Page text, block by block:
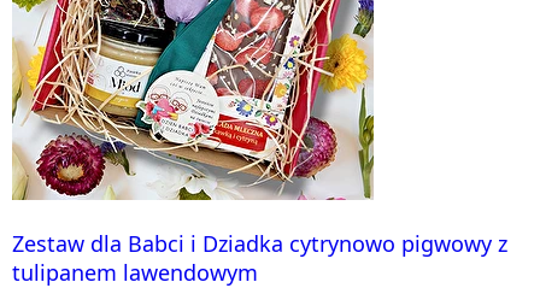
Zestaw dla Babci i Dziadka cytrynowo pigwowy z
tulipanem lawendowym